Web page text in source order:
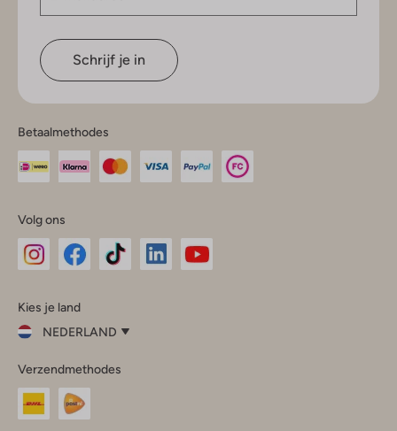
Schrijf je in
Betaalmethodes
Volg ons
InstagramFacebook
Kies je land
NEDERLAND
je
land
Nederland
Verzendmethodes